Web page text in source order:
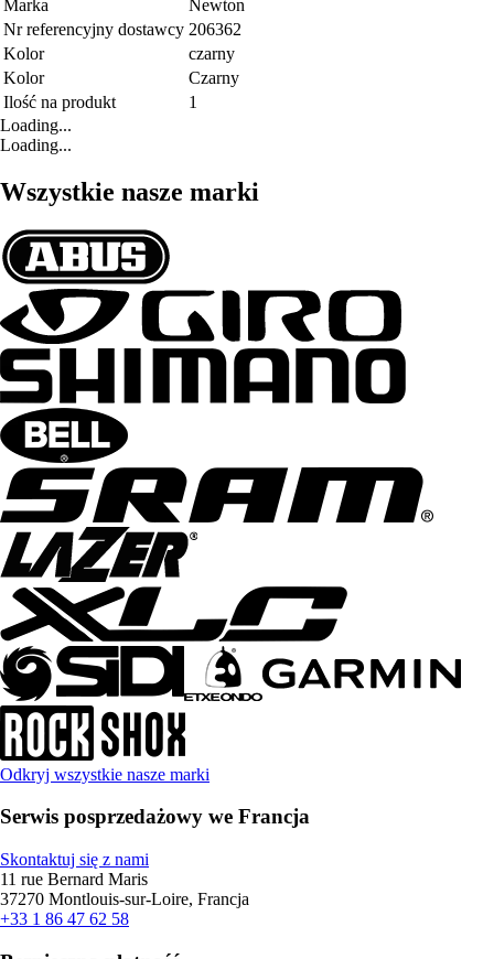
Marka
Newton
Nr referencyjny dostawcy 206362
Kolor
czarny
Kolor
Czarny
Ilość na produkt
1
Loading...
Loading...
Wszystkie nasze marki
Odkryj wszystkie nasze marki
Serwis posprzedażowy we Francja
Skontaktuj się z nami
11 rue Bernard Maris
37270 Montlouis-sur-Loire, Francja
+33 1 86 47 62 58